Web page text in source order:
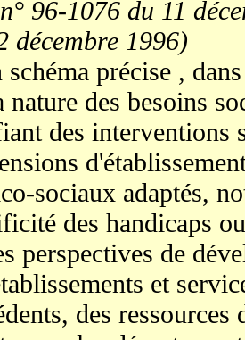
96-1076 du 11
décembre 1996)
précise ,
des besoins
des interventions
sociaux adaptés,
des handicaps
perspectives de
et
des